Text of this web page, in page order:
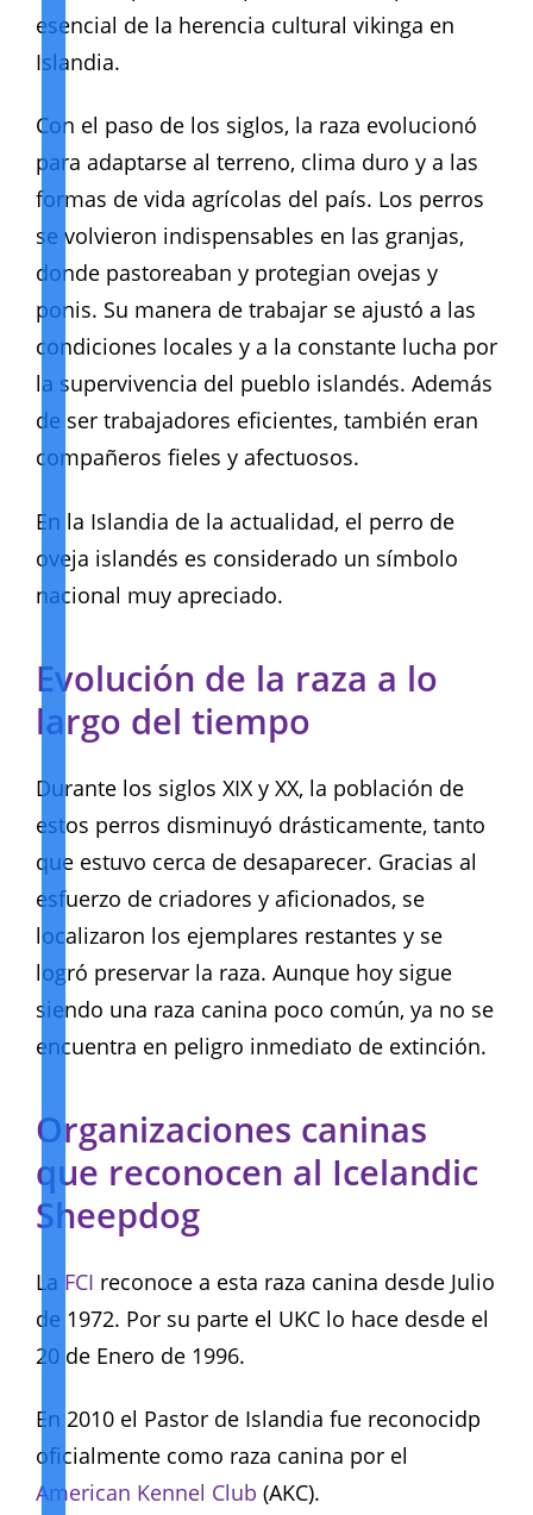
esencial de la herencia cultural vikinga en
Islandia.
Con el paso de los siglos, la raza evolucionó
para adaptarse al terreno, clima duro y a las
formas de vida agrícolas del país. Los perros
se volvieron indispensables en las granjas,
donde pastoreaban y protegian ovejas y
ponis. Su manera de trabajar se ajustó a las
condiciones locales y a la constante lucha por
la supervivencia del pueblo islandés. Además
de ser trabajadores eficientes, también eran
compañeros fieles y afectuosos.
En la Islandia de la actualidad, el perro de
oveja islandés es considerado un símbolo
nacional muy apreciado.
Evolución de la raza a lo
largo del tiempo
Durante los siglos XIX y XX, la población de
estos perros disminuyó drásticamente, tanto
que estuvo cerca de desaparecer. Gracias al
esfuerzo de criadores y aficionados, se
localizaron los ejemplares restantes y se
logró preservar la raza. Aunque hoy sigue
siendo una raza canina poco común, ya no se
encuentra en peligro inmediato de extinción.
Organizaciones caninas
que reconocen al Icelandic
Sheepdog
La FCI reconoce a esta raza canina desde Julio
de 1972. Por su parte el UKC lo hace desde el
20 de Enero de 1996.
En 2010 el Pastor de Islandia fue reconocidp
oficialmente como raza canina por el
American Kennel Club (AKC).